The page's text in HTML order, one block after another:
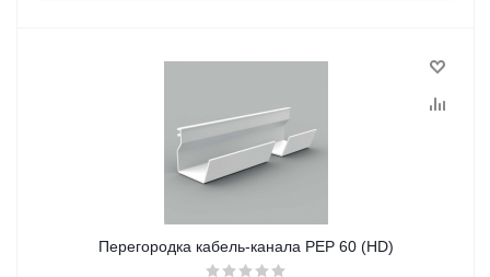
Перегородка кабель-канала PEP 60 (HD)